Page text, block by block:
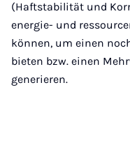
(Haftstabilität und
energie- und
können, um einen
bieten bzw. einen
generieren.